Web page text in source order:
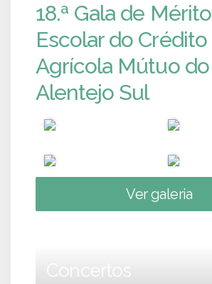
18.ª Gala de Mérito
Escolar do Crédito
Agrícola Mútuo do
Alentejo Sul
Ver galeria
Concertos